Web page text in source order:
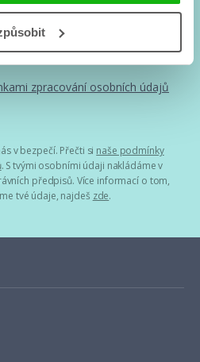
zpracování osobních údajů
v bezpečí. Přečti si naše podmínky
. S tvými osobními údaji nakládáme v
předpisů. Více informací o tom,
tvé údaje, najdeš zde.